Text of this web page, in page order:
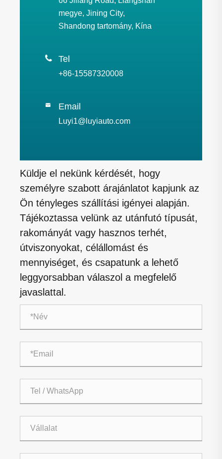
megye, Jining City,
Shandong tartomány, Kína
 Tel
+86-15587320008
 Email
Luyi1@luyiauto.com
Küldje el nekünk kérdését, hogy
személyre szabott árajánlatot kapjunk az
Ön tényleges szállítási igényei alapján.
Tájékoztassa velünk az utánfutó típusát,
rakományát vagy hasznos terhét,
útviszonyokat, célállomást és
mennyiséget, és csapatunk a lehető
leggyorsabban válaszol a megfelelő
javaslattal.